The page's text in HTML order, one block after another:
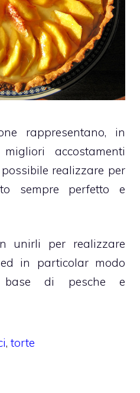
rappresentano, in
accostamenti
realizzare per
sempre perfetto e
unirli per realizzare
in particolar modo
di pesche e
,torte